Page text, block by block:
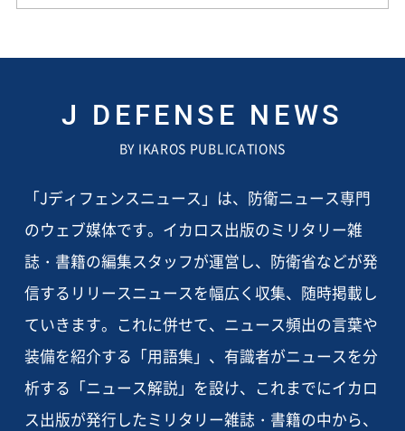
J DEFENSE NEWS
BY IKAROS PUBLICATIONS
「Jディフェンスニュース」は、防衛ニュース専門
のウェブ媒体です。イカロス出版のミリタリー雑
誌・書籍の編集スタッフが運営し、防衛省などが発
信するリリースニュースを幅広く収集、随時掲載し
ていきます。これに併せて、ニュース頻出の言葉や
装備を紹介する「用語集」、有識者がニュースを分
析する「ニュース解説」を設け、これまでにイカロ
ス出版が発行したミリタリー雑誌・書籍の中から、